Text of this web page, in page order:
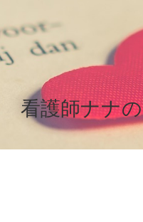
看護師ナナ